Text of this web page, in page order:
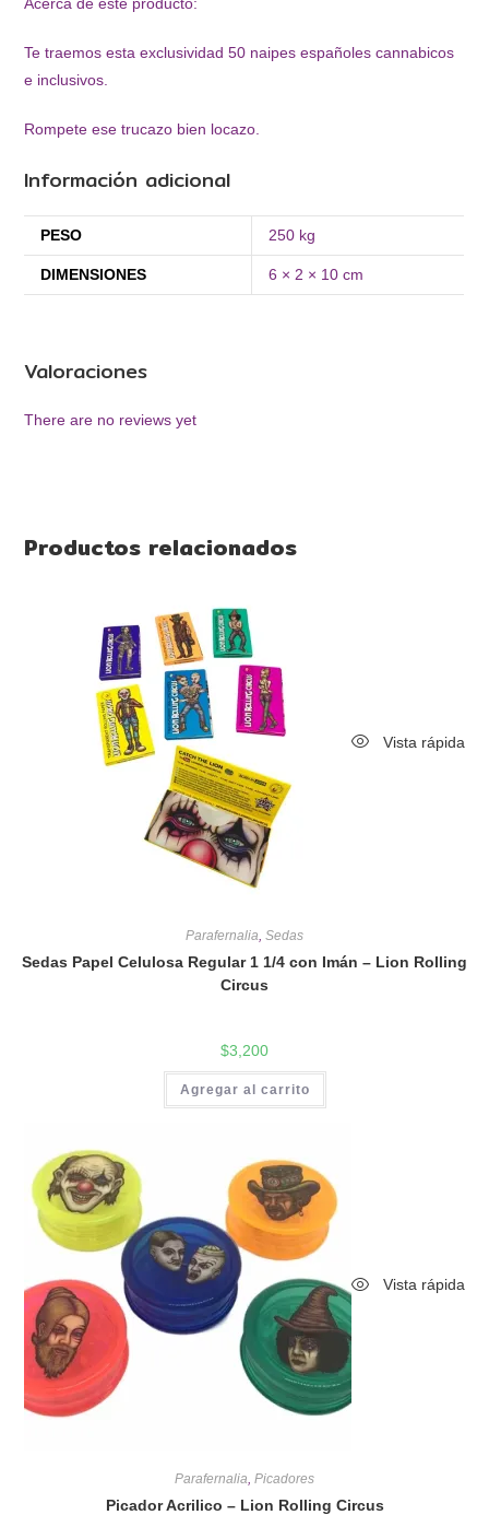
Acerca de este producto:
Te traemos esta exclusividad 50 naipes españoles cannabicos
e inclusivos.
Rompete ese trucazo bien locazo.
Información adicional
PESO 250 kg
DIMENSIONES 6 × 2 × 10 cm
Valoraciones
There are no reviews yet
Productos relacionados
Vista rápida
Parafernalia, Sedas
Sedas Papel Celulosa Regular 1 1/4 con Imán – Lion Rolling
Circus
$3,200
Agregar al carrito
Vista rápida
Parafernalia Picadores
Picador Acrilico – Lion Rolling Circus